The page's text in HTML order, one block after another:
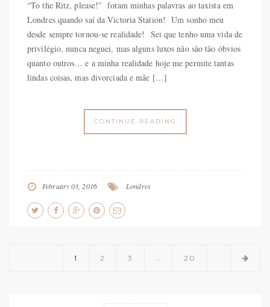
“To the Ritz, please!” foram minhas palavras ao taxista em
Londres quando saí da Victoria Station! Um sonho meu
desde sempre tornou-se realidade! Sei que tenho uma vida de
privilégio, nunca neguei, mas alguns luxos não são tão óbvios
quanto outros… e a minha realidade hoje me permite tantas
lindas coisas, mas divorciada e mãe […]
CONTINUE READING
February 03, 2016 Londres
1 2 3 20